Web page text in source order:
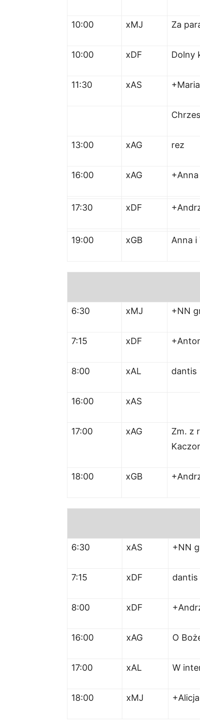
10:00 xMJ Za
10:00 xDF Dolny
11:30 xAS
13:00 xAG rez
16:00 xAG
17:30 xDF
19:00 xGB Anna i
6:30 xMJ +NN
7:15 xDF
8:00 xAL dantis
16:00 xAS
17:00 xAG
Zm. z
18:00 xGB
6:30 xAS +NN
7:15 xDF dantis
8:00 xDF
16:00 xAG O
17:00 xAL W
18:00 xMJ